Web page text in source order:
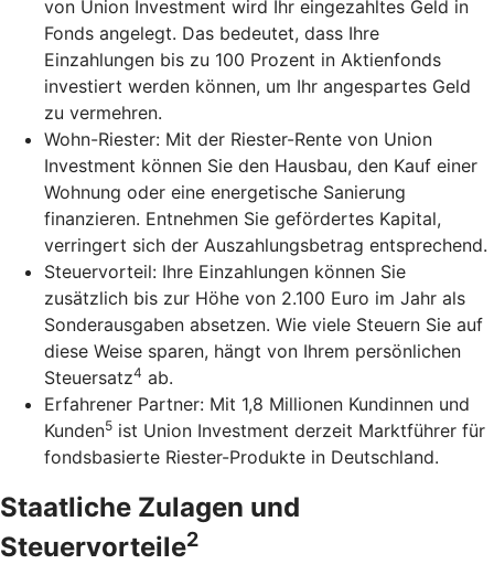
von Union Investment wird Ihr eingezahltes Geld in
Fonds angelegt. Das bedeutet, dass Ihre
Einzahlungen bis zu 100 Prozent in Aktienfonds
investiert werden können, um Ihr angespartes Geld
zu vermehren.
Wohn-Riester: Mit der Riester-Rente von Union
Investment können Sie den Hausbau, den Kauf einer
Wohnung oder eine energetische Sanierung
finanzieren. Entnehmen Sie gefördertes Kapital,
verringert sich der Auszahlungsbetrag entsprechend.
Steuervorteil: Ihre Einzahlungen können Sie
zusätzlich bis zur Höhe von 2.100 Euro im Jahr als
Sonderausgaben absetzen. Wie viele Steuern Sie auf
diese Weise sparen, hängt von Ihrem persönlichen
Steuersatz4 ab.
Erfahrener Partner: Mit 1,8 Millionen Kundinnen und
Kunden5 ist Union Investment derzeit Marktführer für
fondsbasierte Riester-Produkte in Deutschland.
Staatliche Zulagen und
Steuervorteile2